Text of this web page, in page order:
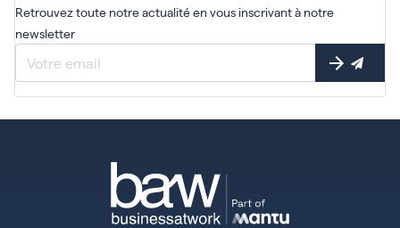
Retrouvez toute notre actualité en vous inscrivant à notre
newsletter